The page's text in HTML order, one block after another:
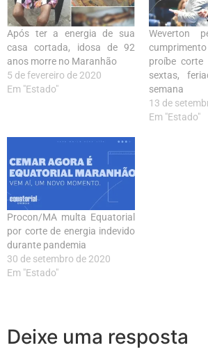
Após ter a energia de sua
casa cortada, idosa de 92
anos morre no Maranhão
5 de fevereiro de 2020
Em "Estado"
Weverton
proíbe corte
sextas,
semana
13 de
Em "Estado"
Procon/MA multa Equatorial
por corte de energia indevido
durante pandemia
30 de setembro de 2020
Em "Estado"
Deixe uma resposta